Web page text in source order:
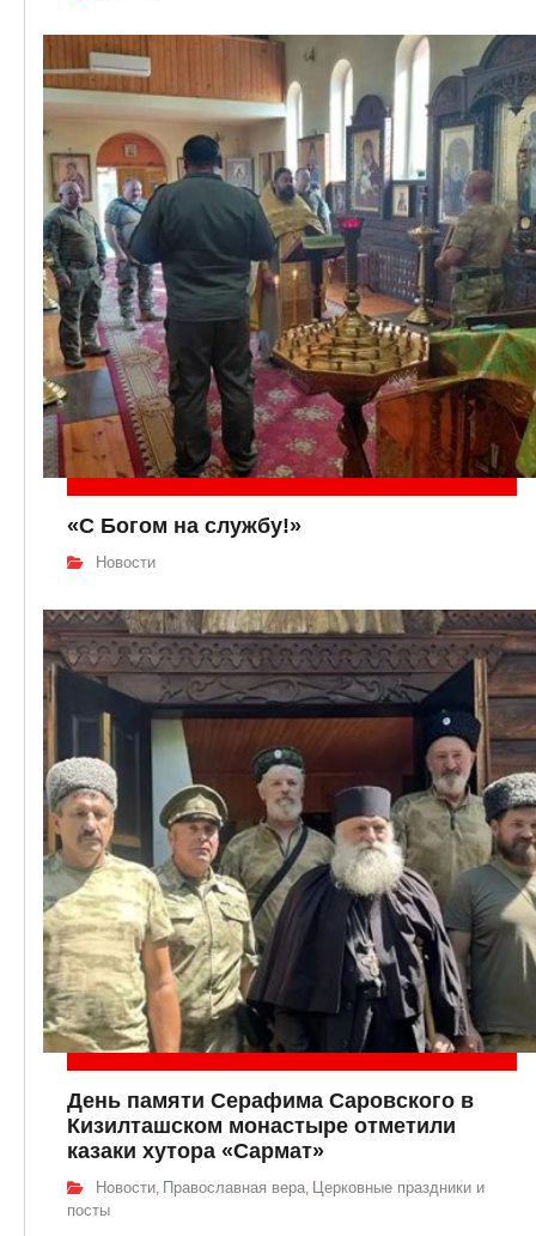
«С Богом на службу!»
Новости
День памяти Серафима Саровского в
Кизилташском монастыре отметили
казаки хутора «Сармат»
Новости Православная вера Церковные праздники и
посты